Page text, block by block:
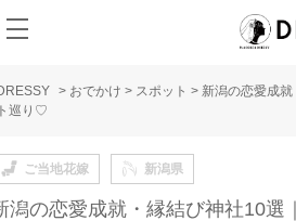
> おでかけ > スポット > 新潟の恋愛成
ト巡り♡
ご当地花嫁 新潟県
潟の恋愛成就・縁結び神社10選